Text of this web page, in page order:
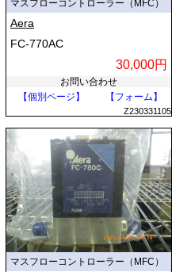
マスフローコントローラー（MFC）
Aera
FC-770AC
30,000円
お問い合わせ
【個別ページ】
【フォーム】
Z230331105
マスフローコントローラー（MFC）